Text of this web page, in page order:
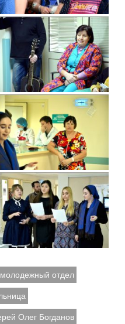
молодежный отдел
Олег Богданов